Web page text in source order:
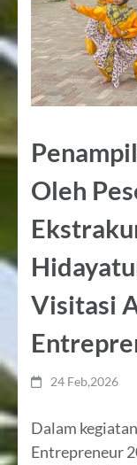
Oleh
Visitasi
24 Feb,2026
Dalam
Entrepreneur